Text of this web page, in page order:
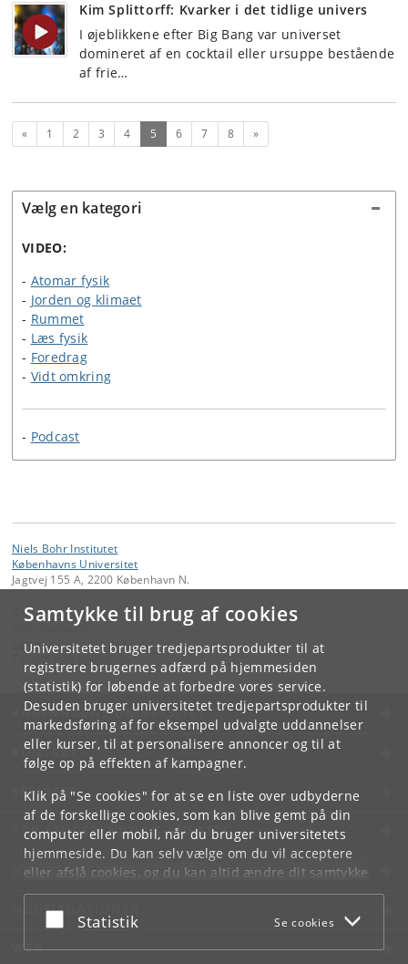
Samtykke til brug af cookies
Universitetet bruger tredjepartsprodukter til at
registrere brugernes adfærd på hjemmesiden
(statistik) for løbende at forbedre vores service.
Desuden bruger universitetet tredjepartsprodukter til
markedsføring af for eksempel udvalgte uddannelser
eller kurser, til at personalisere annoncer og til at
følge op på effekten af kampagner.
Klik på "Se cookies" for at se en liste over udbyderne
af de forskellige cookies, som kan blive gemt på din
computer eller mobil, når du bruger universitetets
hjemmeside. Du kan selv vælge om du vil acceptere
eller afslå cookies, og du kan altid ændre dit samtykke
underCookie- og privatlivspolitiksom du finder i
bunden af hver side.
Acceptér eller afslå
Statistik Se cookies
Kim Splittorff: Kvarker i det tidlige univers
I øjeblikkene efter Big Bang var universet
domineret af en cocktail eller ursuppe bestående
af frie…
Forrige
« 1 2 3 4 5(nuværende)
6 7 8 Næste
»
Vælg en kategori
VIDEO:
- Atomar fysik
- Jorden og klimaet
- Rummet
- Læs fysik
- Foredrag
- Vidt omkring
- Podcast
Niels Bohr Institutet
Københavns Universitet
Jagtvej 155 A, 2200 København N.
Kontakt:
Kommunikation
kommunikation@nbi.ku.dk
KØBENHAVNS UNIVERSITET
KONTAKT
SERVICES
FOR STUDERENDE OG ANSATTE
JOB OG KARRIERE
NØDSITUATIONER
WEB